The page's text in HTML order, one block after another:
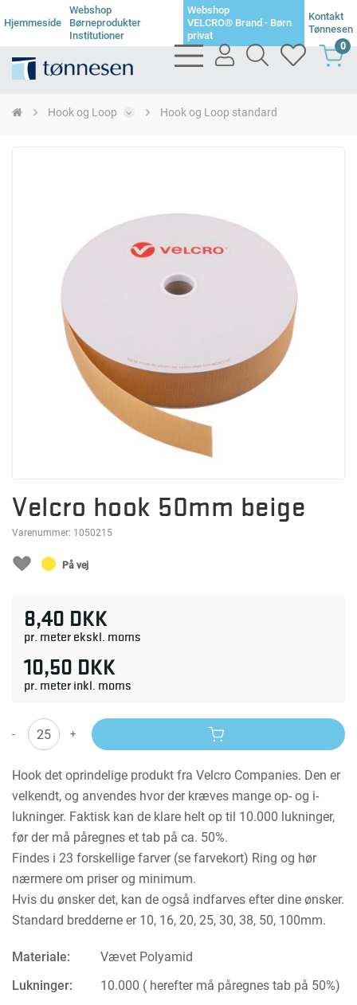
Hjemmeside
Webshop
Børneprodukter
Institutioner
Webshop
VELCRO® Brand - Børn
privat
Kontakt
Tønnesen
bars
light
user
searchheart 0
Hook og Loop Hook og Loop standard
Velcro hook 50mm beige
Varenummer: 1050215
På vej
8,40 DKK
pr. meter ekskl. moms
10,50 DKK
pr. meter inkl. moms
- +
Hook det oprindelige produkt fra Velcro Companies. Den er
velkendt, og anvendes hvor der kræves mange op- og i-
lukninger. Faktisk kan de klare helt op til 10.000 lukninger,
før der må påregnes et tab på ca. 50%.
Findes i 23 forskellige farver (se farvekort) Ring og hør
nærmere om priser og minimum.
Hvis du ønsker det, kan de også indfarves efter dine ønsker.
Standard bredderne er 10, 16, 20, 25, 30, 38, 50, 100mm.
Materiale:
Vævet Polyamid
Lukninger:
10.000 ( herefter må påregnes tab på 50%)